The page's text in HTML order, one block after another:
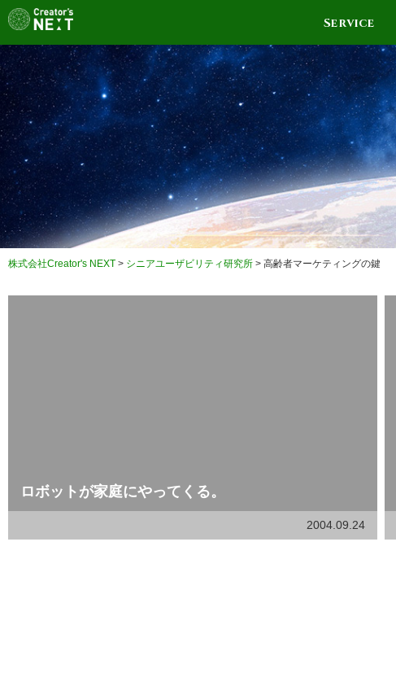
Service
株式会社Creator's NEXT > シニアユーザビリティ研究所 > 高齢者マーケティングの鍵
ロボットが家庭にやってくる。
2004.09.24